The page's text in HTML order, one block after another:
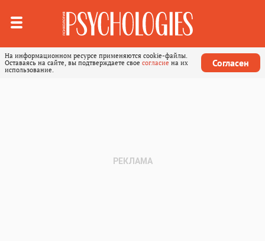
На информационном ресурсе применяются cookie-файлы.
Оставаясь на сайте, вы подтверждаете свое согласие на их
использование.
Согласен